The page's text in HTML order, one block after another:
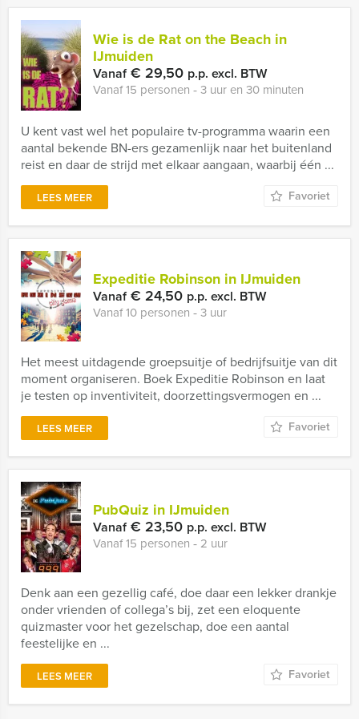
Wie is de Rat on the Beach in
IJmuiden
Vanaf€ 29,50 p.p. excl. BTW
Vanaf 15 personen ‐ 3 uur en 30 minuten
U kent vast wel het populaire tv-programma waarin een
aantal bekende BN-ers gezamenlijk naar het buitenland
reist en daar de strijd met elkaar aangaan, waarbij één ...
LEES MEER Favoriet
Expeditie Robinson in IJmuiden
Vanaf€ 24,50 p.p. excl. BTW
Vanaf 10 personen ‐ 3 uur
Het meest uitdagende groepsuitje of bedrijfsuitje van dit
moment organiseren. Boek Expeditie Robinson en laat
je testen op inventiviteit, doorzettingsvermogen en ...
LEES MEER Favoriet
PubQuiz in IJmuiden
Vanaf€ 23,50 p.p. excl. BTW
Vanaf 15 personen ‐ 2 uur
Denk aan een gezellig café, doe daar een lekker drankje
onder vrienden of collega’s bij, zet een eloquente
quizmaster voor het gezelschap, doe een aantal
feestelijke en ...
LEES MEER Favoriet